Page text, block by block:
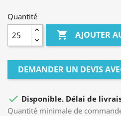
Quantité
 AJOUTER
DEMANDER UN DEVIS
 Disponible. Délai de
Quantité minimale de